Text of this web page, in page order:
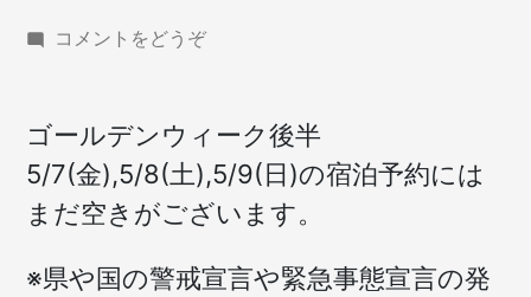
コメントをどうぞ(GW
宿
泊
予
約
き
ゴールデンウィーク後半
5/7(金),5/8(土),5/9(日)の宿泊予約には
まだ空きがございます。
※県や国の警戒宣言や緊急事態宣言の発